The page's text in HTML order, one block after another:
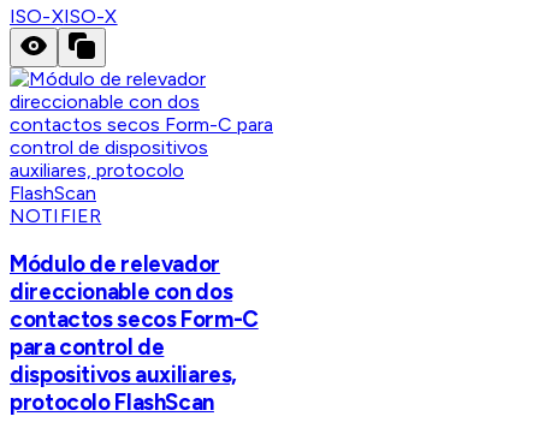
ISO-XISO-X
NOTIFIER
Módulo de relevador
direccionable con dos
contactos secos Form-C
para control de
dispositivos auxiliares,
protocolo FlashScan